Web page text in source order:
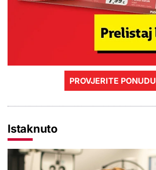
PROVJERITE PONUDU
Istaknuto